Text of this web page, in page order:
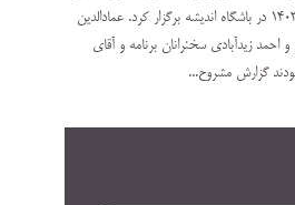
را در تاریخ سه‌شنبه ۲۹ آبان ۱۴۰۳ در باشگاه اندیشه برگزار کرد. عمادالدین
احمد زیدآبادی سخنرانان برنامه و آقای
گزارش مشروح...